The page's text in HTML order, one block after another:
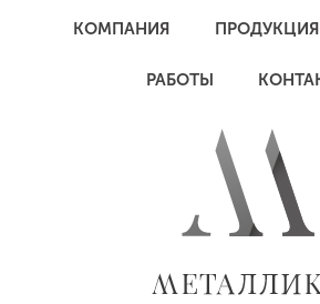
КОМПАНИЯ ПРОДУКЦИЯ
РАБОТЫ